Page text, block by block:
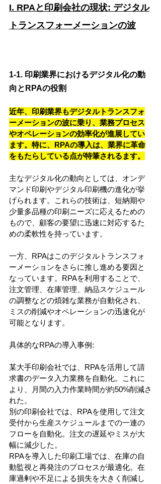
I. RPAと印刷会社の現状: デジタル
トランスフォーメーションの波
1-1. 印刷業界におけるデジタル化の動
向とRPAの役割
近年、印刷業界もデジタルトランスフォ
ーメーションの波に乗り、業務プロセス
やオペレーションの効率化が進展してい
ます。特に、RPAの導入は、業界に革命
をもたらしている点が特筆されるます。
主なデジタル化の動向としては、オンデ
マンド印刷やデジタル印刷機の進化が挙
げられます。これらの技術は、短納期や
少量多品種の印刷ニーズに応えるための
もので、顧客の要望に迅速に対応するた
めの柔軟性を持っています。
一方、RPAはこのデジタルトランスフォ
ーメーションをさらに推し進める要因と
なっています。RPAを利用することで、
注文管理、在庫管理、納品スケジュール
の調整などの煩雑な業務が自動化され、
ミスの削減やオペレーションの迅速化が
可能となります。
具体的なRPAの導入事例:
某大手印刷会社では、RPAを活用して請
求書のデータ入力業務を自動化。これに
より、月間の入力作業時間が約50%削減さ
れた。
別の印刷会社では、RPAを使用して注文
受付から生産スケジュールまでの一連の
フローを自動化。注文の遅延やミスが大
幅に減少した。
RPAを導入した印刷工場では、在庫の自
動監視と再発注のプロセスが最適化。在
庫過剰や不足による損失を大きく削減し